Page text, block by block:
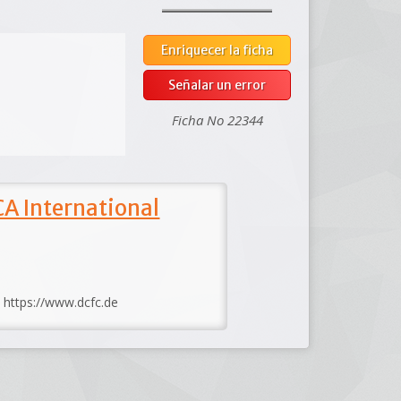
Enriquecer la ficha
Señalar un error
Ficha No 22344
International
https://www.dcfc.de